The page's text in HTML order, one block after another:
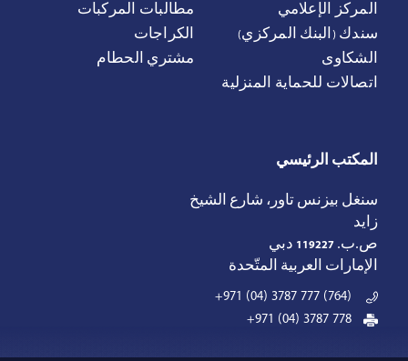
المركز الإعلامي
سندك (البنك المركزي)
الشكاوى
اتصالات للحماية المنزلية
مطالبات المركبات
الكراجات
مشتري الحطام
المكتب الرئيسي
سنغل بيزنس تاور، شارع الشيخ
زايد
ص.ب. 119227 دبي
الإمارات العربية المتّحدة
+971 (04) 3787 777 (764)
+971 (04) 3787 778